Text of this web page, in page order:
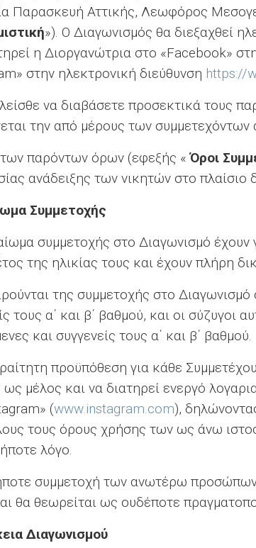
Παρασκευή Αττικής, Λεωφόρος
»). Ο Διαγωνισμός θα διεξαχθεί
η Διοργανώτρια στο «Facebook»
στην ηλεκτρονική διεύθυνση https://
να διαβάσετε προσεκτικά τους
την από μέρους των
παρόντων όρων (εφεξής «Όροι
ανάδειξης των νικητών στο πλαίσιο
Συμμετοχής
συμμετοχής στο Διαγωνισμό έχουν
της ηλικίας τους και έχουν πλήρη
της συμμετοχής στο
τους α΄ και β΄ βαθμού, και οι
και συγγενείς τους α΄ και β΄ βαθμού.
προϋπόθεση για κάθε
μέλος και να διατηρεί ενεργό
(www.instagram.com),
τους όρους χρήσης των ως άνω
λόγο.
συμμετοχή των ανωτέρω
θα θεωρείται ως ουδέποτε
Διαγωνισμού